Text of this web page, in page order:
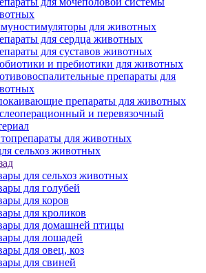
для животных
для сердца животных
для суставов животных
и пребиотики для животных
препараты для
препараты для животных
и перевязочный
для животных
сельхоз животных
для сельхоз животных
для голубей
для коров
для кроликов
для домашней птицы
для лошадей
для овец, коз
для свиней